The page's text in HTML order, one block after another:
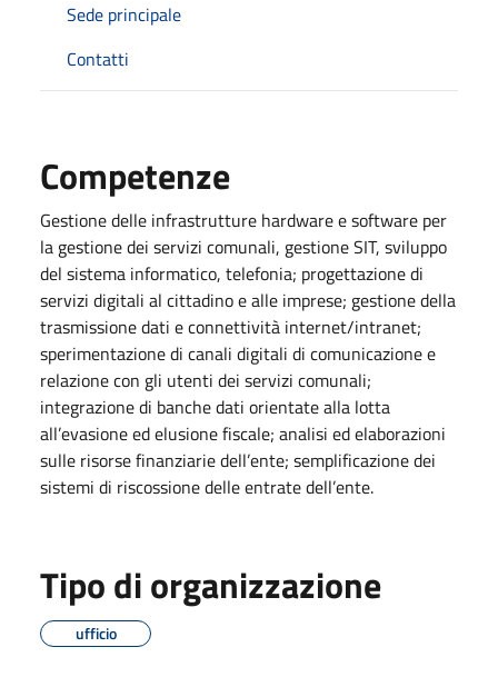
Sede principale
Contatti
Competenze
Gestione delle infrastrutture hardware e software per
la gestione dei servizi comunali, gestione SIT, sviluppo
del sistema informatico, telefonia; progettazione di
servizi digitali al cittadino e alle imprese; gestione della
trasmissione dati e connettività internet/intranet;
sperimentazione di canali digitali di comunicazione e
relazione con gli utenti dei servizi comunali;
integrazione di banche dati orientate alla lotta
all’evasione ed elusione fiscale; analisi ed elaborazioni
sulle risorse finanziarie dell’ente; semplificazione dei
sistemi di riscossione delle entrate dell’ente.
Tipo di organizzazione
ufficio